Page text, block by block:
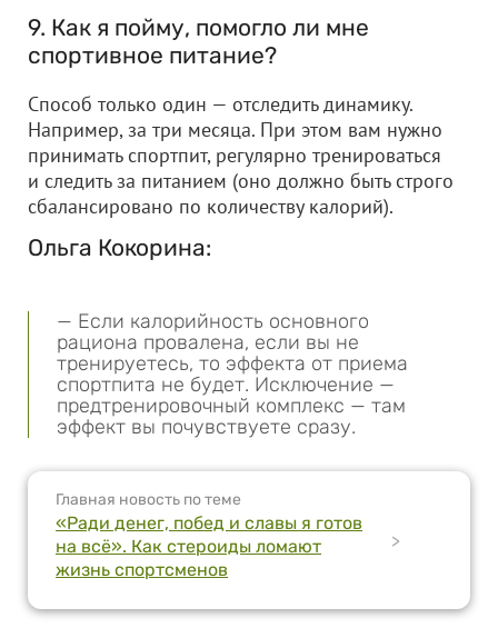
9. Как я пойму, помогло ли мне
спортивное питание?
Способ только один — отследить динамику.
Например, за три месяца. При этом вам нужно
принимать спортпит, регулярно тренироваться
и следить за питанием (оно должно быть строго
сбалансировано по количеству калорий).
Ольга Кокорина:
— Если калорийность основного
рациона провалена, если вы не
тренируетесь, то эффекта от приема
спортпита не будет. Исключение —
предтренировочный комплекс — там
эффект вы почувствуете сразу.
Главная новость по теме
«Ради денег, побед и славы я готов
на всё». Как стероиды ломают
жизнь спортсменов
>